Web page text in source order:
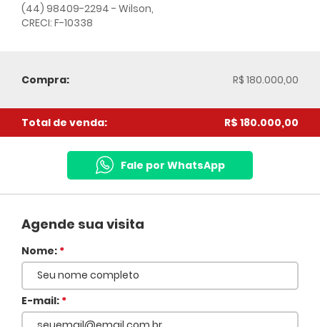
(44) 98409-2294 - Wilson,
CRECI: F-10338
Compra: R$ 180.000,00
Total de venda: R$ 180.000,00
Fale por WhatsApp
Agende sua visita
Nome: *
E-mail: *